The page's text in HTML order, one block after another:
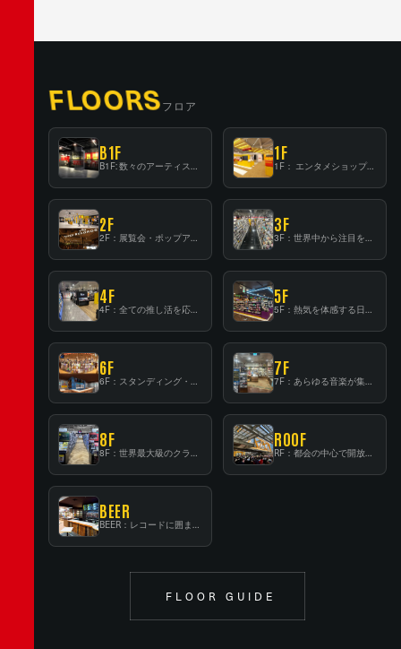
FLOORSフロア
B1F
B1F: 数々のアーティストが立った、インストアイベントの聖地！
1F
1F： エンタメショップならではのイマーシブ空間
2F
2F：展覧会・ポップアップストア等を開催！大型催事スペース「TOWER SPACE SHIBUYA」
3F
3F：世界中から注目を集める〈日本のポップカルチャー〉の発信基地！
4F
4F：全ての推し活を応援するフロア！
5F
5F：熱気を体感する日本一のK-POP空間！
6F
6F：スタンディング・ビアバーを新設した日本最大規模のレコード専門フロア！
7F
7F：あらゆる音楽が集結する最多ジャンルフロア！
8F
8F：世界最大級のクラシック音楽専門フロア！
ROOF
RF：都会の中心で開放感あふれるルーフトップイベントスペース
BEER
BEER：レコードに囲まれたスタンディングバー
FLOOR GUIDE